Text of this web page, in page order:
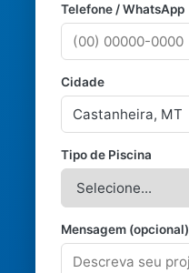
Telefone / WhatsApp
Cidade
Tipo de Piscina
Mensagem (opcional)